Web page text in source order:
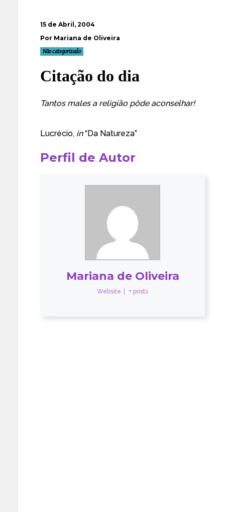
15 de Abril, 2004
Por Mariana de Oliveira
Não categorizado
Citação do dia
Tantos males a religião pôde aconselhar!
Lucrécio, in“Da Natureza”
Perfil de Autor
Mariana de Oliveira
Website + posts